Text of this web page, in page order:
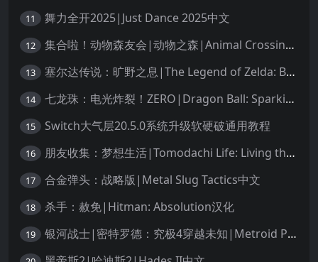
11 舞力全开2025|Just Dance 2025中文
12 集合啦！动物森友会|动物之森|Animal Crossing: New Horizons中文
13 塞尔达传说：旷野之息|The Legend of Zelda: Breath of the Wild中文
14 七龙珠：电光炸裂！ZERO|Dragon Ball: Sparking! Zero中文
15 Switch大气层20.5.0系统升级软硬破通用教程
16 朋友收集：梦想生活|Tomodachi Life: Living the Dream中文
17 合金弹头：战略版|Metal Slug Tactics中文
18 杀手：赦免|Hitman: Absolution汉化
19 银河战士|密特罗德：究极4穿越未知|Metroid Prime 4: Beyond中文